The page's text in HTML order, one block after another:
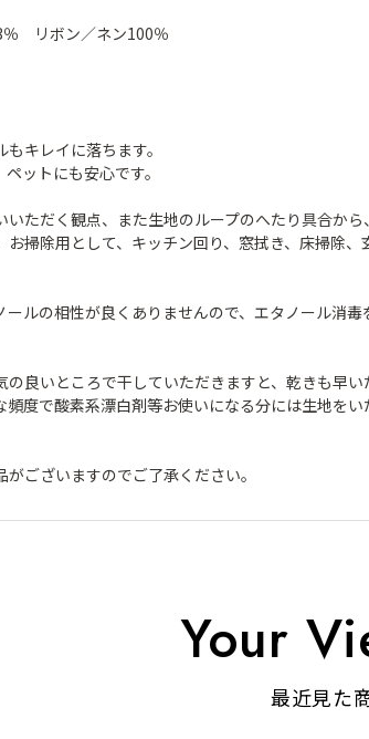
リボン／ネン100％
キレイに落ちます。
ットにも安心です。
ただく観点、また生地のループのへたり具合か
掃除用として、キッチン回り、窓拭き、床掃除
ルの相性が良くありませんので、エタノール消
良いところで干していただきますと、乾きも早
度で酸素系漂白剤等お使いになる分には生地をい
ございますのでご了承ください。
Your
最近見た